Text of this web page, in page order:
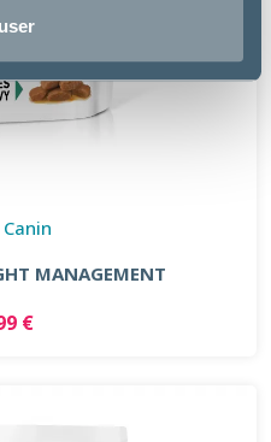
MANAGEMENT
€